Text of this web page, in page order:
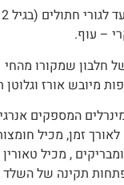
– עוף.
מיובש אורז וגלוטן
המספקים
ומבריקים , מכיל
תקינה של השלד